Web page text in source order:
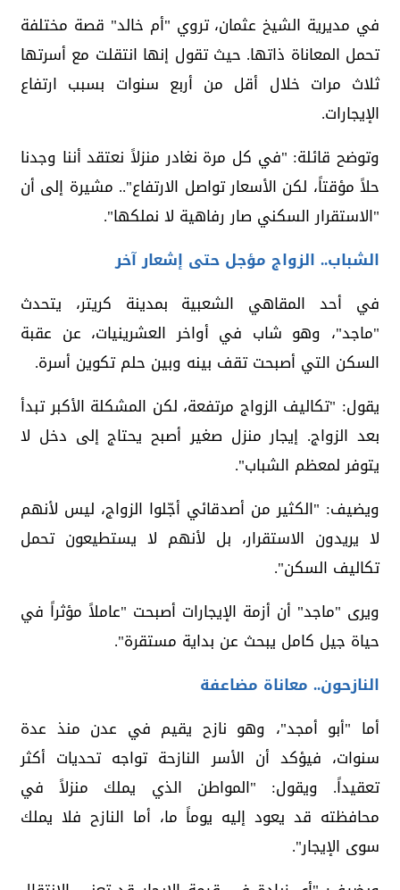
في مديرية الشيخ عثمان، تروي "أم خالد" قصة مختلفة
تحمل المعاناة ذاتها. حيث تقول إنها انتقلت مع أسرتها
ثلاث مرات خلال أقل من أربع سنوات بسبب ارتفاع
الإيجارات.
وتوضح قائلة: "في كل مرة نغادر منزلاً نعتقد أننا وجدنا
حلاً مؤقتاً، لكن الأسعار تواصل الارتفاع".. مشيرة إلى أن
"الاستقرار السكني صار رفاهية لا نملكها".
الشباب.. الزواج مؤجل حتى إشعار آخر
في أحد المقاهي الشعبية بمدينة كريتر، يتحدث
"ماجد"، وهو شاب في أواخر العشرينيات، عن عقبة
السكن التي أصبحت تقف بينه وبين حلم تكوين أسرة.
يقول: "تكاليف الزواج مرتفعة، لكن المشكلة الأكبر تبدأ
بعد الزواج. إيجار منزل صغير أصبح يحتاج إلى دخل لا
يتوفر لمعظم الشباب".
ويضيف: "الكثير من أصدقائي أجّلوا الزواج، ليس لأنهم
لا يريدون الاستقرار، بل لأنهم لا يستطيعون تحمل
تكاليف السكن".
ويرى "ماجد" أن أزمة الإيجارات أصبحت "عاملاً مؤثراً في
حياة جيل كامل يبحث عن بداية مستقرة".
النازحون.. معاناة مضاعفة
أما "أبو أمجد"، وهو نازح يقيم في عدن منذ عدة
سنوات، فيؤكد أن الأسر النازحة تواجه تحديات أكثر
تعقيداً. ويقول: "المواطن الذي يملك منزلاً في
محافظته قد يعود إليه يوماً ما، أما النازح فلا يملك
سوى الإيجار".